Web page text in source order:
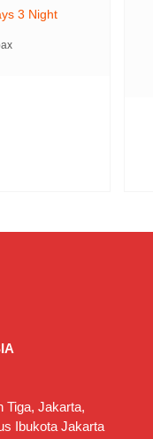
3 Night
Tiga, Jakarta,
Ibukota Jakarta